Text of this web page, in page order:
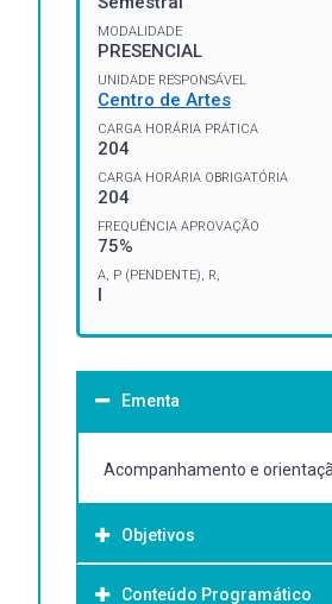
MODALIDADE
PRESENCIAL
UNIDADE RESPONSÁVEL
Centro de Artes
CARGA HORÁRIA PRÁTICA
204
CARGA HORÁRIA OBRIGATÓRIA
204
FREQUÊNCIA APROVAÇÃO
75%
A, P (PENDENTE), R,
I
Ementa
Acompanhamento e
Objetivos
Conteúdo Programático